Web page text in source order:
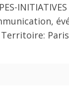
Paris